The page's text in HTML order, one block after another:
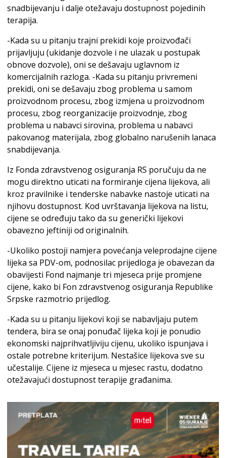
snadbijevanju i dalje otežavaju dostupnost pojedinih
terapija.
-Kada su u pitanju trajni prekidi koje proizvođači
prijavljuju (ukidanje dozvole i ne ulazak u postupak
obnove dozvole), oni se dešavaju uglavnom iz
komercijalnih razloga. -Kada su pitanju privremeni
prekidi, oni se dešavaju zbog problema u samom
proizvodnom procesu, zbog izmjena u proizvodnom
procesu, zbog reorganizacije proizvodnje, zbog
problema u nabavci sirovina, problema u nabavci
pakovanog materijala, zbog globalno narušenih lanaca
snabdijevanja.
Iz Fonda zdravstvenog osiguranja RS poručuju da ne
mogu direktno uticati na formiranje cijena lijekova, ali
kroz pravilnike i tenderske nabavke nastoje uticati na
njihovu dostupnost. Kod uvrštavanja lijekova na listu,
cijene se određuju tako da su generički lijekovi
obavezno jeftiniji od originalnih.
-Ukoliko postoji namjera povećanja veleprodajne cijene
lijeka sa PDV-om, podnosilac prijedloga je obavezan da
obavijesti Fond najmanje tri mjeseca prije promjene
cijene, kako bi Fon zdravstvenog osiguranja Republike
Srpske razmotrio prijedlog.
-Kada su u pitanju lijekovi koji se nabavljaju putem
tendera, bira se onaj ponuđač lijeka koji je ponudio
ekonomski najprihvatljiviju cijenu, ukoliko ispunjava i
ostale potrebne kriterijum. Nestašice lijekova sve su
učestalije. Cijene iz mjeseca u mjesec rastu, dodatno
otežavajući dostupnost terapije građanima.